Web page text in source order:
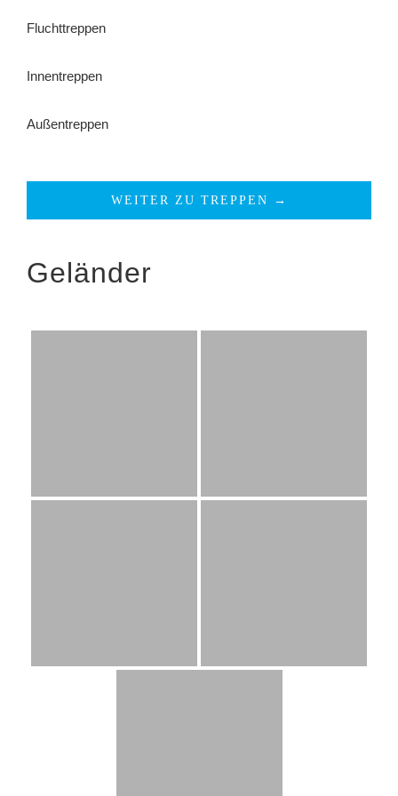
Fluchttreppen
Innentreppen
Außentreppen
WEITER ZU TREPPEN →
Geländer